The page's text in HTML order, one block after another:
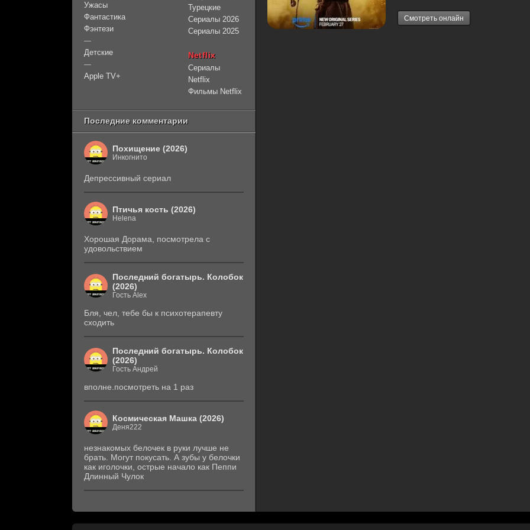
Смотреть онлайн
Ужасы
Фантастика
Фэнтези
—
Детские
—
Apple TV+
Турецкие
Сериалы 2026
Сериалы 2025
Netflix
Сериалы
Netflix
Фильмы Netflix
Последние комментарии
Похищение (2026)
Инкогнито
Депрессивный сериал
Птичья кость (2026)
Helena
Хорошая Дорама, посмотрела с
удовольствием
Последний богатырь. Колобок
(2026)
Гость Alex
Бля, чел, тебе бы к психотерапевту
сходить
Последний богатырь. Колобок
(2026)
Гость Андрей
вполне.посмотреть на 1 раз
Космическая Машка (2026)
Деня222
незнакомых белочек в руки лучше не
брать. Могут покусать. А зубы у белочки
как иголочки, острые начало как Пеппи
Длинный Чулок